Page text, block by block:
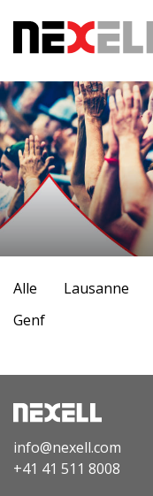
Alle Lausanne
Genf
info@nexell.com
+41 41 511 8008